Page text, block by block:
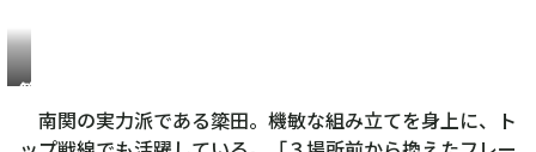
簗
南関の実力派である簗田。機敏な組み立てを身上に、ト